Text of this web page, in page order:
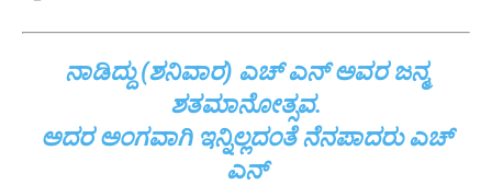
ನಾಡಿದ್ದು (ಶನಿವಾರ) ಎಚ್ ಎನ್ ಅವರ ಜನ್ಮ
ಶತಮಾನೋತ್ಸವ.
ಅದರ ಅಂಗವಾಗಿ ಇನ್ನಿಲ್ಲದಂತೆ ನೆನಪಾದರು ಎಚ್
ಎನ್